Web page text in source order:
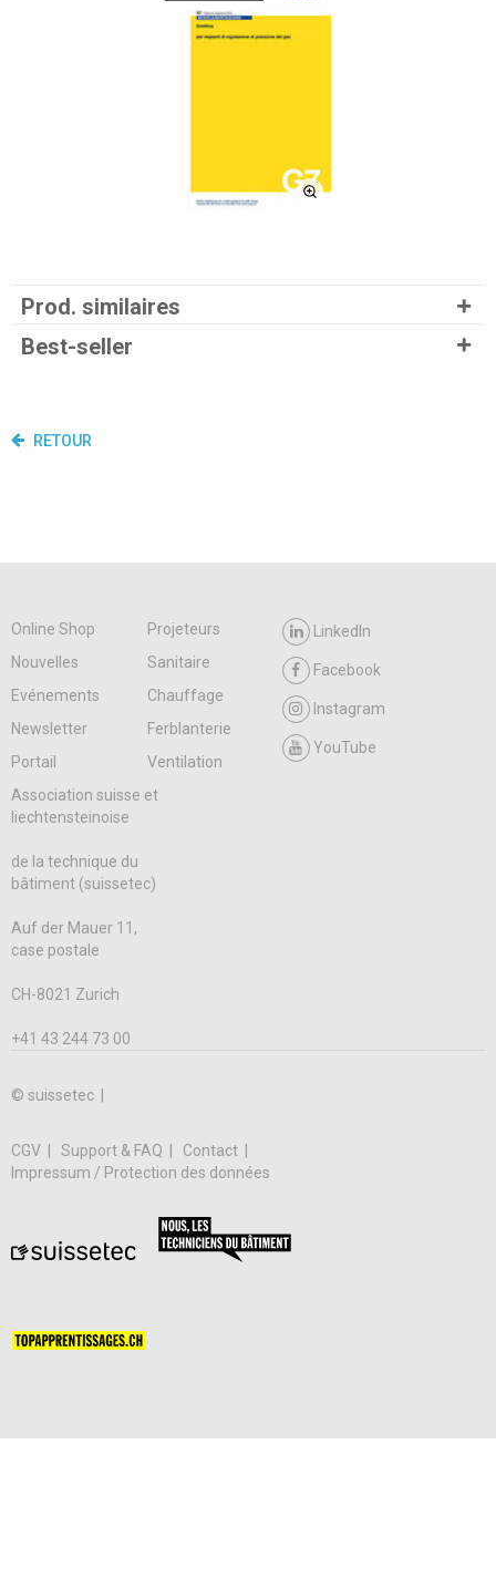
Prod. similaires
Best-seller
RETOUR
Online Shop
Projeteurs
Nouvelles
Sanitaire
Evénements
Chauffage
Newsletter
Ferblanterie
Portail
Ventilation
LinkedIn
Facebook
Instagram
YouTube
Association suisse et
liechtensteinoise
de la technique du
bâtiment (suissetec)
Auf der Mauer 11,
case postale
CH-8021 Zurich
+41 43 244 73 00
© suissetec |
CGV Support & FAQ
Contact
Impressum / Protection des données